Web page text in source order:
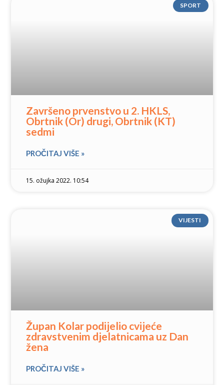
SPORT
Završeno prvenstvo u 2. HKLS,
Obrtnik (Or) drugi, Obrtnik (KT)
sedmi
PROČITAJ VIŠE »
15. ožujka 2022. 10:54
VIJESTI
Župan Kolar podijelio cvijeće
zdravstvenim djelatnicama uz Dan
žena
PROČITAJ VIŠE »